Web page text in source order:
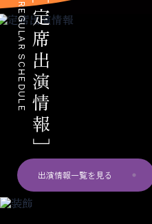
定席出演情報
REGULAR SCHEDULE
出演情報一覧を見る